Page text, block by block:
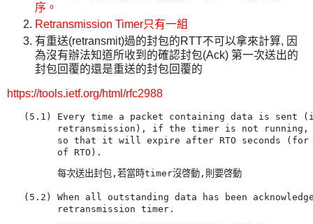
序。
Retransmission Timer只有一組
有重送(retransmit)過的封包的RTT不可以拿來計算, 因
為沒有辦法知道所收到的確認封包(Ack) 第一次送出的
封包回覆的還是重送的封包回覆的
https://tools.ietf.org/html/rfc2988
(5.1) Every time a packet containing data is sent
retransmission), if the timer is not running,
so that it will expire after RTO seconds (for
         of RTO).
         每次送出封包,若當時timer沒啓動,則要啓動
(5.2) When all outstanding data has been
         retransmission timer.